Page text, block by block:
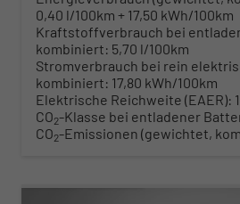
0,40 l/100km + 17,50 kWh/100km
Kraftstoffverbrauch bei
kombiniert: 5,70 l/100km
Stromverbrauch bei rein
kombiniert: 17,80 kWh/100km
Elektrische Reichweite (EAER):
CO2-Klasse bei entladener
CO2-Emissionen (gewichtet,